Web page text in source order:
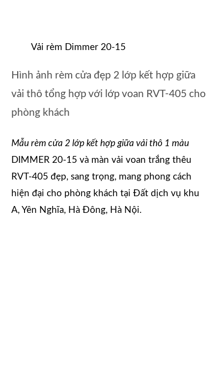
Vải rèm Dimmer 20-15
Hình ảnh rèm cửa đẹp 2 lớp kết hợp giữa
vải thô tổng hợp với lớp voan RVT-405 cho
phòng khách
Mẫu rèm cửa 2 lớp kết hợp giữa vải thô 1 màu
DIMMER 20-15 và màn vải voan trắng thêu
RVT-405 đẹp, sang trọng, mang phong cách
hiện đại cho phòng khách tại Đất dịch vụ khu
A, Yên Nghĩa, Hà Đông, Hà Nội.